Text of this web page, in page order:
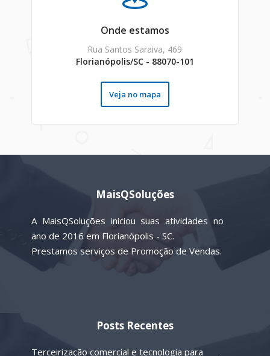
Onde estamos
Rua Santos Saraiva, 469
Florianópolis/SC - 88070-101
Veja no mapa
MaisQSoluções
A MaisQSoluções iniciou suas atividades no
ano de 2016 em Florianópolis - SC.
Prestamos serviços de Promoção de Vendas.
Posts Recentes
Terceirização comercial e tecnologia para